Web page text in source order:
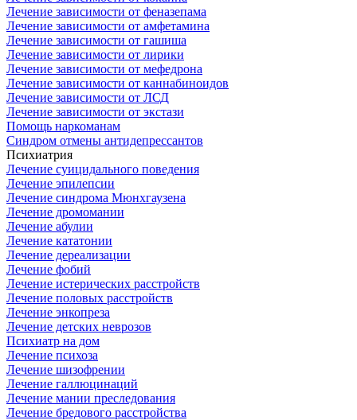
Лечение зависимости от феназепама
Лечение зависимости от амфетамина
Лечение зависимости от гашиша
Лечение зависимости от лирики
Лечение зависимости от мефедрона
Лечение зависимости от каннабиноидов
Лечение зависимости от ЛСД
Лечение зависимости от экстази
Помощь наркоманам
Синдром отмены антидепрессантов
Психиатрия
Лечение суицидального поведения
Лечение эпилепсии
Лечение синдрома Мюнхгаузена
Лечение дромомании
Лечение абулии
Лечение кататонии
Лечение дереализации
Лечение фобий
Лечение истерических расстройств
Лечение половых расстройств
Лечение энкопреза
Лечение детских неврозов
Психиатр на дом
Лечение психоза
Лечение шизофрении
Лечение галлюцинаций
Лечение мании преследования
Лечение бредового расстройства